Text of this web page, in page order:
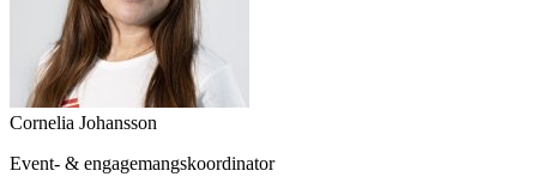
Cornelia Johansson
Event- & engagemangskoordinator